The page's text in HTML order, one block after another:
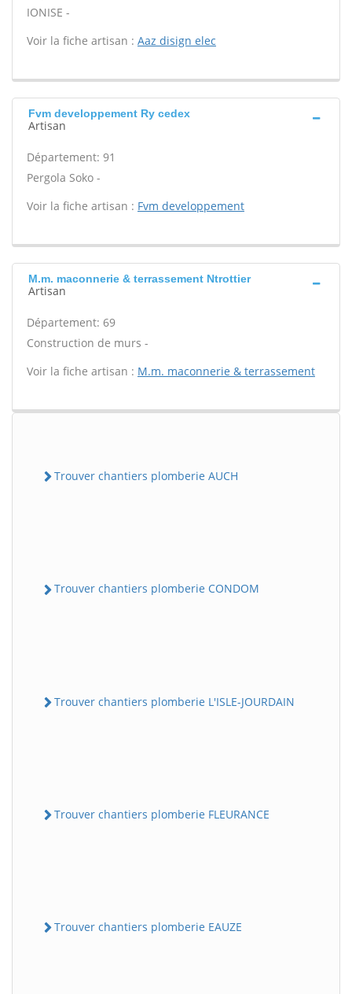
IONISE -
Voir la fiche artisan : Aaz disign elec
Fvm developpement Ry cedex
Artisan
Département: 91
Pergola Soko -
Voir la fiche artisan : Fvm developpement
M.m. maconnerie & terrassement Ntrottier
Artisan
Département: 69
Construction de murs -
Voir la fiche artisan : M.m. maconnerie & terrassement
Trouver chantiers plomberie AUCH
Trouver chantiers plomberie CONDOM
Trouver chantiers plomberie L'ISLE-JOURDAIN
Trouver chantiers plomberie FLEURANCE
Trouver chantiers plomberie EAUZE